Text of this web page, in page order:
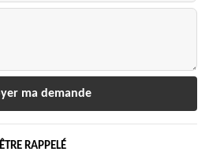
ÊTRE RAPPELÉ